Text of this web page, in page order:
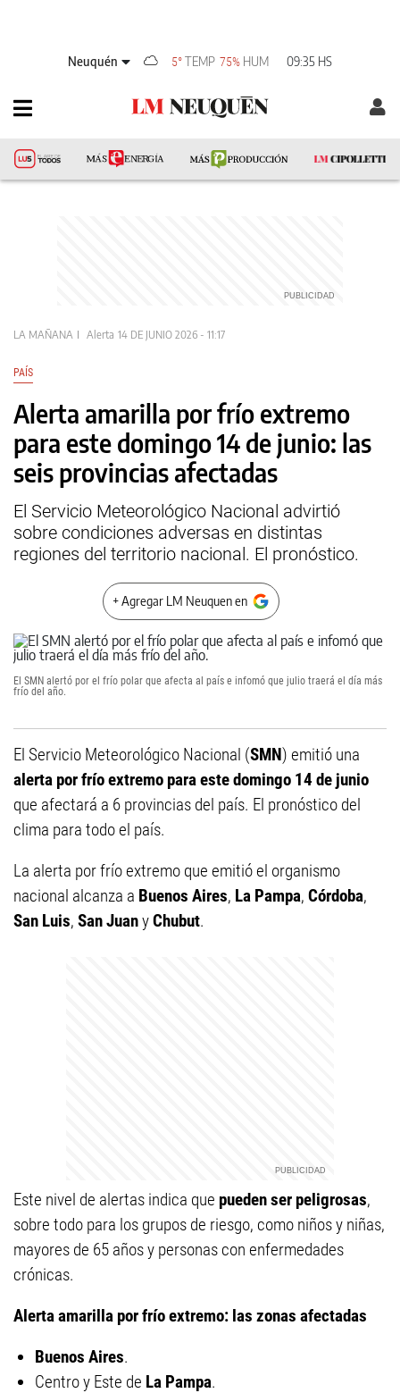
Neuquén 5°TEMP 75% HUM 09:35 HS
LA MAÑANA Alerta 14 DE JUNIO 2026 - 11:17
PAÍS
Alerta amarilla por frío extremo
para este domingo 14 de junio: las
seis provincias afectadas
El Servicio Meteorológico Nacional advirtió
sobre condiciones adversas en distintas
regiones del territorio nacional. El pronóstico.
+ Agregar LM Neuquen en
El SMN alertó por el frío polar que afecta al país e infomó que julio traerá el día más
frío del año.
El Servicio Meteorológico Nacional (SMN) emitió una
alerta por frío extremo para este domingo 14 de junio
que afectará a 6 provincias del país. El pronóstico del
clima para todo el país.
La alerta por frío extremo que emitió el organismo
nacional alcanza a Buenos Aires, La Pampa, Córdoba,
San Luis, San JuanyChubut.
Este nivel de alertas indica que pueden ser peligrosas,
sobre todo para los grupos de riesgo, como niños y niñas,
mayores de 65 años y personas con enfermedades
crónicas.
Alerta amarilla por frío extremo: las zonas afectadas
Buenos Aires.
Centro y Este de La Pampa.